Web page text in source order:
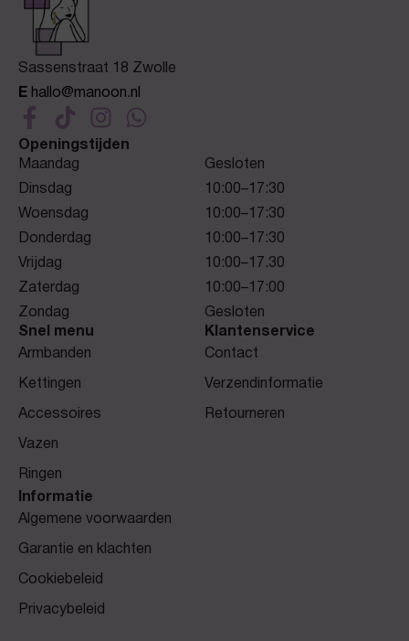
Sassenstraat 18 Zwolle
E hallo@manoon.nl
Openingstijden
Maandag
Gesloten
Dinsdag
10:00–17:30
Woensdag
10:00–17:30
Donderdag
10:00–17:30
Vrijdag
10:00–17.30
Zaterdag
10:00–17:00
Zondag
Gesloten
Snel menu
Armbanden
Kettingen
Accessoires
Vazen
Ringen
Klantenservice
Contact
Verzendinformatie
Retourneren
Informatie
Algemene voorwaarden
Garantie en klachten
Cookiebeleid
Privacybeleid